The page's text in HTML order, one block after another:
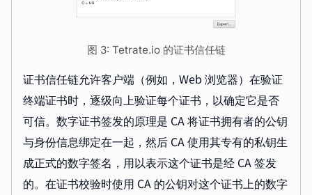
图 3: Tetrate.io 的证书信任链
证书信任链允许客户端（例如，Web 浏览器）在验证
终端证书时，逐级向上验证每个证书，以确定它是否
可信。数字证书签发的原理是 CA 将证书拥有者的公钥
与身份信息绑定在一起，然后 CA 使用其专有的私钥生
成正式的数字签名，用以表示这个证书是经 CA 签发
的。在证书校验时使用 CA 的公钥对这个证书上的数字